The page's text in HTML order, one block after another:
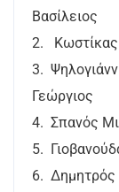
2.
3.
4. Σπανός
5.
6. Δημητρός